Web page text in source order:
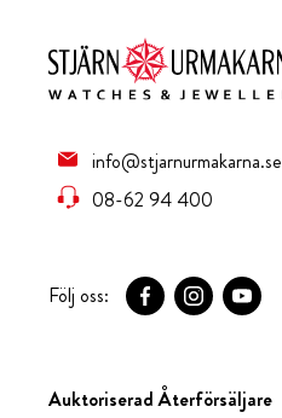
info@stjarnurmakarna.se
08-62 94 400
Följ oss:
Auktoriserad Återförsäljare